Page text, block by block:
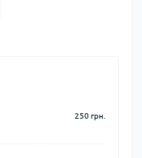
250 грн.